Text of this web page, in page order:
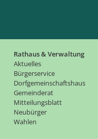
Rathaus & Verwaltung
Aktuelles
Bürgerservice
Dorfgemeinschaftshaus
Gemeinderat
Mitteilungsblatt
Neubürger
Wahlen